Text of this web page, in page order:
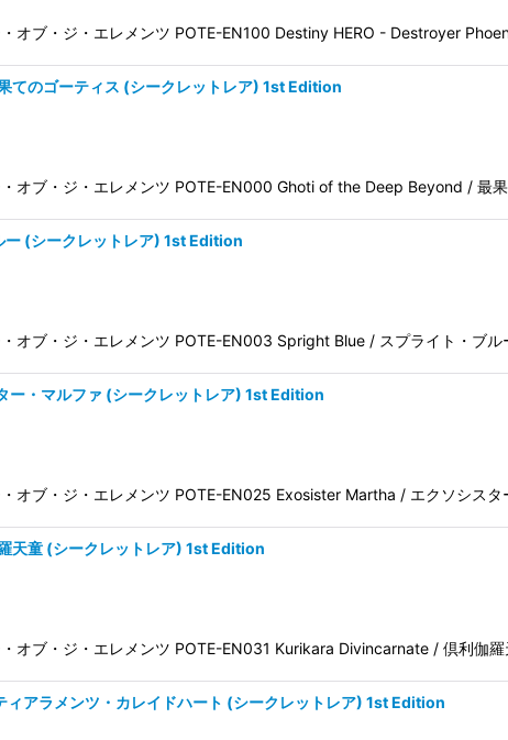
ブ・ジ・エレメンツ POTE-EN100 Destiny HERO - Destroyer
のゴーティス (シークレットレア) 1st Edition
ブ・ジ・エレメンツ POTE-EN000 Ghoti of the Deep Beyond / 最
(シークレットレア) 1st Edition
ブ・ジ・エレメンツ POTE-EN003 Spright Blue / スプライト・ブル
・マルファ (シークレットレア) 1st Edition
ブ・ジ・エレメンツ POTE-EN025 Exosister Martha / エクソシスタ
童 (シークレットレア) 1st Edition
ブ・ジ・エレメンツ POTE-EN031 Kurikara Divincarnate / 倶利伽
アラメンツ・カレイドハート (シークレットレア) 1st Edition